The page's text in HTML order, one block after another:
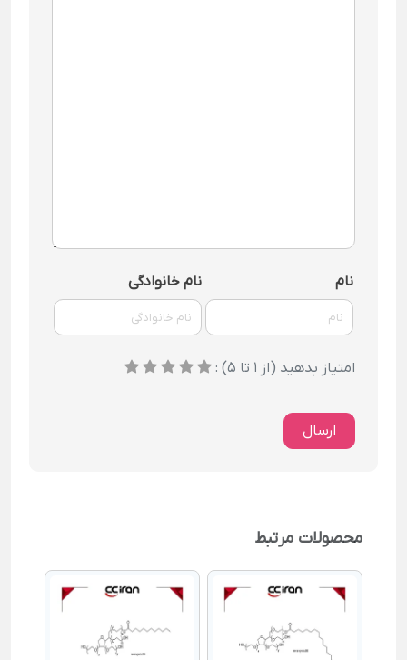
نام نام خانوادگی
امتیاز بدهید (از 1 تا 5) :
ارسال
محصولات مرتبط